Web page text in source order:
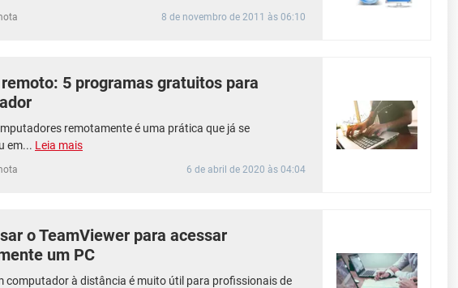
8 de novembro de 2011 às 06:10
5 programas gratuitos para
remotamente é uma prática que já se
em... Leia mais
6 de abril de 2020 às 04:04
o TeamViewer para acessar
um PC
computador à distância é muito útil para profissionais de